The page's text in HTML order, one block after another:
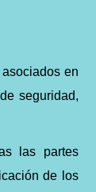
en
seguridad,
las partes
de los